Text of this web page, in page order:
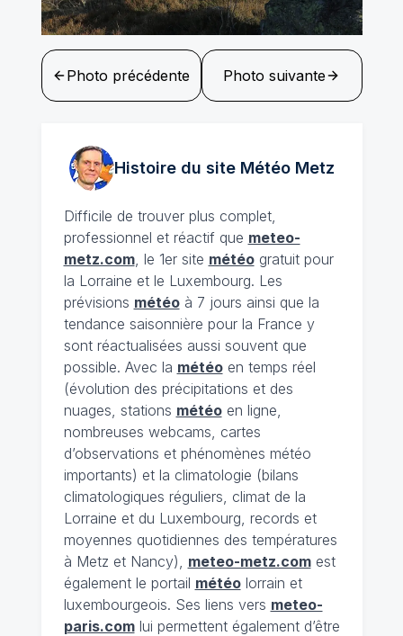
Photo précédente Photo suivante
Histoire du site MétéoMetz
Difficile de trouver plus complet,
professionnel et réactif que meteo-
metz.com, le 1er site météogratuit pour
la Lorraine et le Luxembourg. Les
prévisions météoà 7 jours ainsi que la
tendance saisonnière pour la France y
sont réactualisées aussi souvent que
possible. Avec la météoen temps réel
(évolution des précipitations et des
nuages, stations météoen ligne,
nombreuses webcams, cartes
d’observations et phénomènes météo
importants) et la climatologie (bilans
climatologiques réguliers, climat de la
Lorraine et du Luxembourg, records et
moyennes quotidiennes des températures
à Metz et Nancy), meteo-metz.comest
également le portail météolorrain et
luxembourgeois. Ses liens vers meteo-
paris.comlui permettent également d’être